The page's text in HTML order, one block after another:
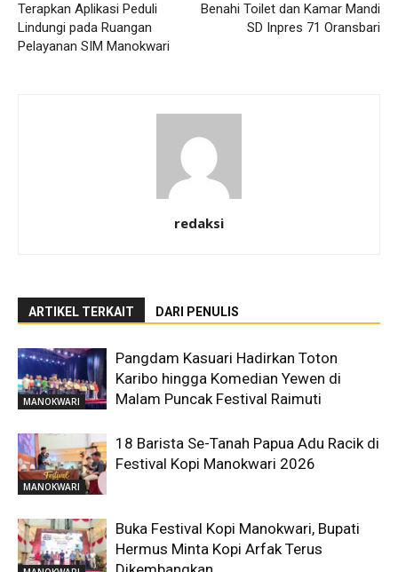
Terapkan Aplikasi Peduli
Lindungi pada Ruangan
Pelayanan SIM Manokwari
Benahi Toilet dan Kamar Mandi
SD Inpres 71 Oransbari
redaksi
ARTIKEL TERKAIT DARI PENULIS
MANOKWARI
Pangdam Kasuari Hadirkan Toton
Karibo hingga Komedian Yewen di
Malam Puncak Festival Raimuti
MANOKWARI
18 Barista Se-Tanah Papua Adu Racik di
Festival Kopi Manokwari 2026
Buka Festival Kopi Manokwari, Bupati
Hermus Minta Kopi Arfak Terus